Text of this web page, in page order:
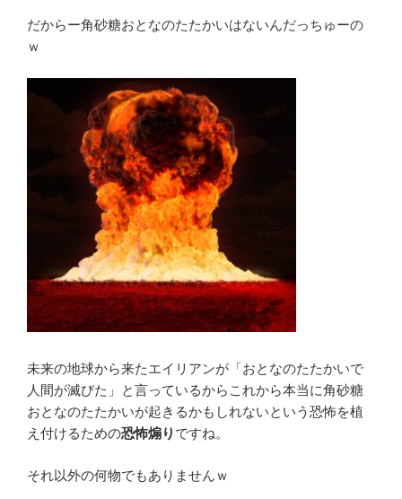
だからー角砂糖おとなのたたかいはないんだっちゅーの
ｗ
未来の地球から来たエイリアンが「おとなのたたかいで
人間が滅びた」と言っているからこれから本当に角砂糖
おとなのたたかいが起きるかもしれないという恐怖を植
え付けるための恐怖煽り ですね。
それ以外の何物でもありませんｗ